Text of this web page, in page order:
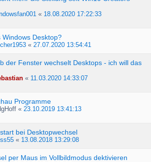
« 18.08.2020 17:22:33
Windows Desktop?
« 27.07.2020 13:54:41
der Fenster wechselt Desktops - ich will das
« 11.03.2020 14:33:07
Programme
« 23.10.2019 13:41:13
bei Desktopwechsel
« 13.08.2018 13:29:08
per Maus im Vollbildmodus dektivieren